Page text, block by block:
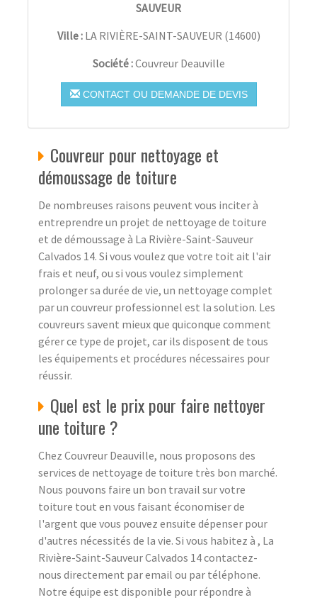
SAUVEUR
Ville : LA RIVIÈRE-SAINT-SAUVEUR (14600)
Société :Couvreur Deauville
CONTACT OU DEMANDE DE DEVIS
Couvreur pour nettoyage et
démoussage de toiture
De nombreuses raisons peuvent vous inciter à
entreprendre un projet de nettoyage de toiture
et de démoussage à La Rivière-Saint-Sauveur
Calvados 14. Si vous voulez que votre toit ait l'air
frais et neuf, ou si vous voulez simplement
prolonger sa durée de vie, un nettoyage complet
par un couvreur professionnel est la solution. Les
couvreurs savent mieux que quiconque comment
gérer ce type de projet, car ils disposent de tous
les équipements et procédures nécessaires pour
réussir.
Quel est le prix pour faire nettoyer
une toiture ?
Chez Couvreur Deauville, nous proposons des
services de nettoyage de toiture très bon marché.
Nous pouvons faire un bon travail sur votre
toiture tout en vous faisant économiser de
l'argent que vous pouvez ensuite dépenser pour
d'autres nécessités de la vie. Si vous habitez à , La
Rivière-Saint-Sauveur Calvados 14 contactez-
nous directement par email ou par téléphone.
Notre équipe est disponible pour répondre à